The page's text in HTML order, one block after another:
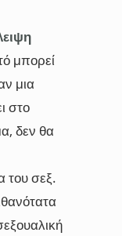
μπορεί
μια
στο
δεν θα
του σεξ.